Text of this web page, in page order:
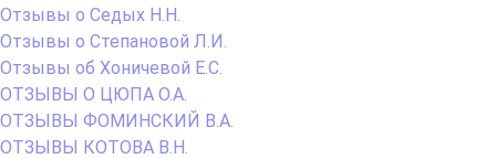
Отзывы о Седых Н.Н.
Отзывы о Степановой Л.И.
Отзывы об Хоничевой Е.С.
ОТЗЫВЫ О ЦЮПА О.А.
ОТЗЫВЫ ФОМИНСКИЙ В.А.
ОТЗЫВЫ КОТОВА В.Н.